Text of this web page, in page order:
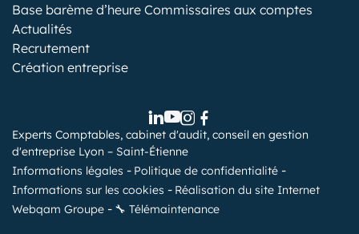
Base barème d’heure Commissaires aux comptes
Actualités
Recrutement
Création entreprise
Experts Comptables, cabinet d'audit, conseil en gestion
d'entreprise Lyon – Saint-Étienne
Informations légales
Politique de confidentialité
Informations sur les cookies
Réalisation du site Internet
Webqam Groupe
🔧 Télémaintenance